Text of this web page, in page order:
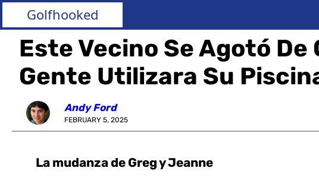
Golfhooked
Este Vecino Se Agotó De
Gente Utilizara Su
Andy Ford
FEBRUARY 5, 2025
La mudanza de Greg y Jeanne